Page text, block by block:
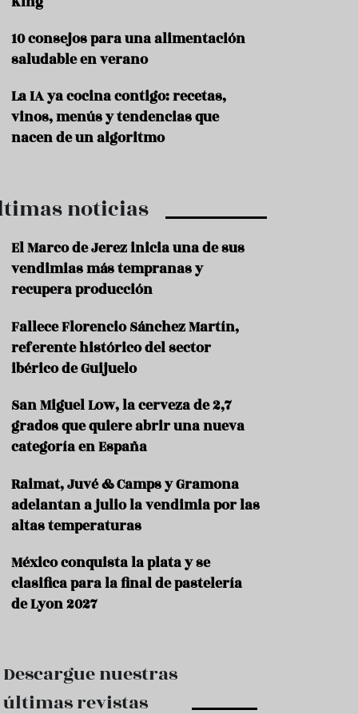
r
c
i
i
a
u
r
t
s
m
o
10 consejos para una alimentación
saludable en verano
La IA ya cocina contigo: recetas,
vinos, menús y tendencias que
nacen de un algoritmo
noticias
El Marco de Jerez inicia una de sus
vendimias más tempranas y
recupera producción
Fallece Florencio Sánchez Martín,
referente histórico del sector
ibérico de Guijuelo
San Miguel Low, la cerveza de 2,7
grados que quiere abrir una nueva
categoría en España
Raimat, Juvé & Camps y Gramona
adelantan a julio la vendimia por las
altas temperaturas
México conquista la plata y se
clasifica para la final de pastelería
de Lyon 2027
Descargue nuestras
últimas revistas